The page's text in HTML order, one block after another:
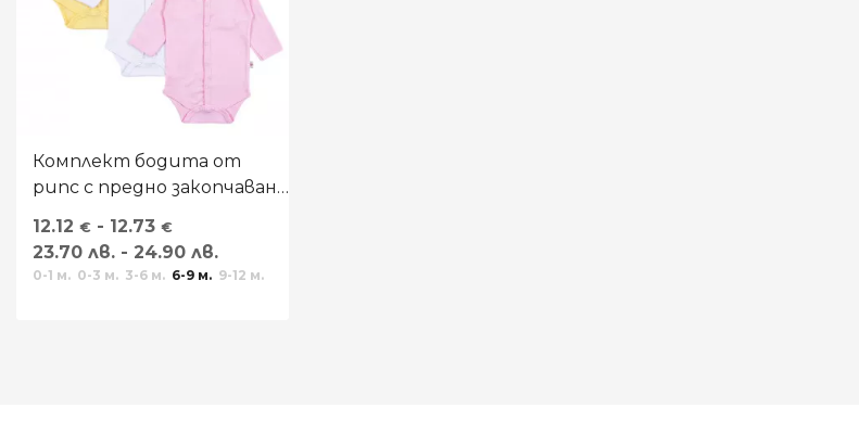
Комплект бодита от
рипс с предно закопчаване
12.12 € - 12.73 €
23.70 лв. - 24.90 лв.
0-1 м. 0-3 м. 3-6 м. 6-9 м. 9-12 м.